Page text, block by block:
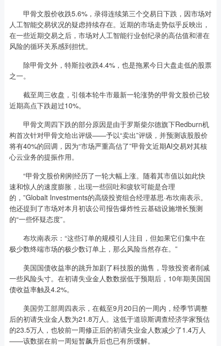
甲骨文股价收跌5.6%，录得连续第三个交易日下跌，因市场对
人工智能交易状况的疑虑持续存在。近期的市场走势似乎反映出，
在一些近期交易之后，市场对人工智能行业创纪录的高估值和潜在
风险的循环关系感到担忧。
除甲骨文外，特斯拉收跌4.4%，也是拖累今日大盘走低的股票
之一。
截至周三收盘，引领本轮牛市最新一轮涨势的甲骨文股价已较
近期高点下跌超过10%。
甲骨文周四下跌的部分原因是由于罗斯柴尔德旗下Redburn机
构首次针对甲骨文给出评级——予以“卖出”评级，并预测该股股价
将有40%的回调，因为“市场严重高估了”甲骨文近期AI交易对其核
心云业务的提振作用。
“甲骨文股价刚刚经历了一轮大幅上涨。随着其市值以如此快
速和惊人的速度膨胀，出现一些回吐和疲软可能是合理
的，”Globalt Investments的高级投资组合经理基思·布坎南表示。
他还提到了市场对本月初该公司报告爆炸性云基础设施增长预测
的“一些怀疑态度”。
布坎南表示：“这些订单的规模引人注目，但如果它们集中在
极少数终端市场的极少数订单上，那么风险当然存在。”
美国国债收益率的跳升加剧了科技股的抛售，导致投资者削减
一些风险头寸。在初请失业金人数数据低于预期后，10年期美国国
债收益率触及4.2%。
美国劳工部周四表示，在截至9月20日的一周内，经季节调整
后的初请失业金人数为21.8万人。这低于道琼斯调查经济学家预估
的23.5万人，也较前一周修正后的初请失业金人数减少了1.4万人
——该数据在前一周短暂飙升后也已有所缓解。